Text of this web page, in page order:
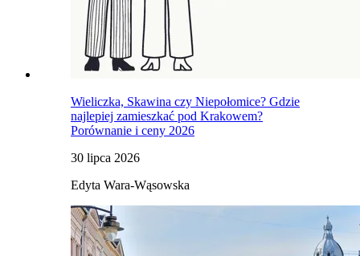
Wieliczka, Skawina czy Niepołomice? Gdzie
najlepiej zamieszkać pod Krakowem?
Porównanie i ceny 2026
30 lipca 2026
Edyta Wara-Wąsowska